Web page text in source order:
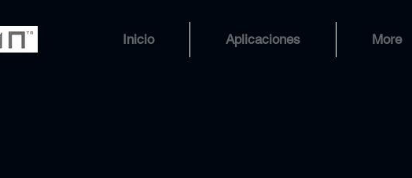
Inicio Aplicaciones More